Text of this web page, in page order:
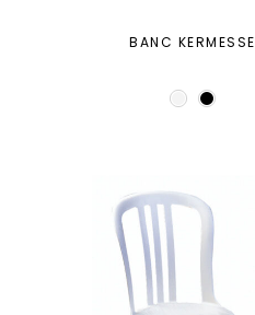
BANC KERMESSE